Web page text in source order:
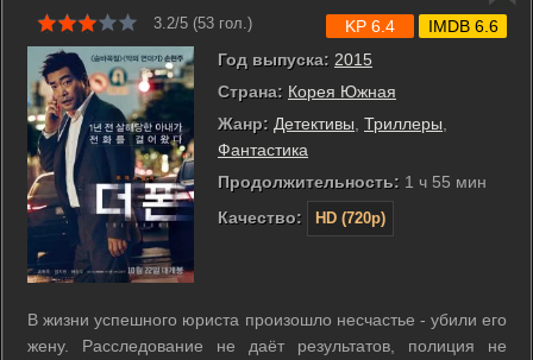
3.2/5 (53 гол.)
Год выпуска: 2015
Страна: Корея Южная
Жанр: Детективы Триллеры
Фантастика
Продолжительность: 1 ч 55 мин
Качество:
HD (720p)
KP 6.4 IMDB 6.6
В жизни успешного юриста произошло несчастье - убили его
жену. Расследование не даёт результатов, полиция не